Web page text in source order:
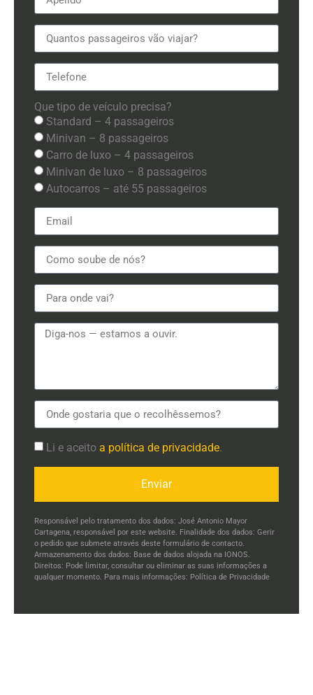
Que tipo de veículo precisa?
Standard – 4 passageiros
Minivan – 8 passageiros
Carro de luxo – 4 passageiros
Minivan de luxo – 8 passageiros
Autocarros – até 55 passageiros
Li e aceito a política de privacidade.
Enviar
Responsável pelo tratamento dos dados: José Antonio Mayor
Cartagena, responsável por este website. Finalidade dos dados: Gerir
o pedido que submete através deste formulário de contacto.
Armazenamento dos dados: Base de dados alojada na IONOS.
Direitos: Pode limitar, consultar ou eliminar as suas informações a
qualquer momento. Para mais informações: Política de Privacidade